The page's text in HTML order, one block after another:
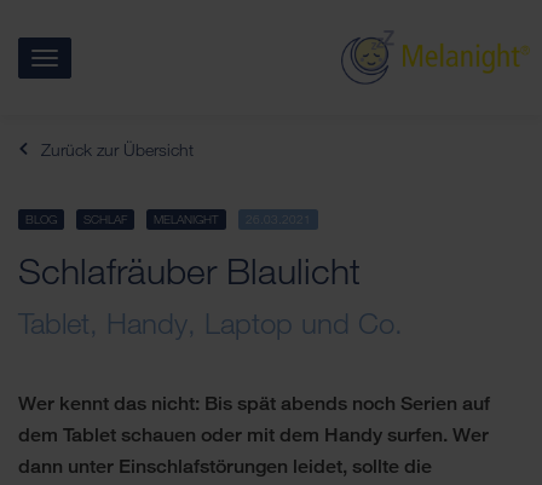
Haupt-
Menü
Zurück zur Übersicht
BLOG SCHLAF MELANIGHT 26.03.2021
Schlafräuber Blaulicht
Tablet, Handy, Laptop und Co.
Wer kennt das nicht: Bis spät abends noch Serien auf
dem Tablet schauen oder mit dem Handy surfen. Wer
dann unter Einschlafstörungen leidet, sollte die